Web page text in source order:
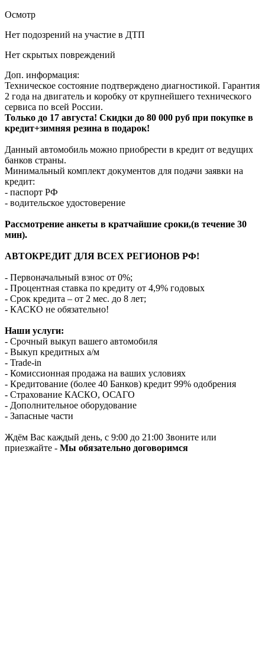
Осмотр
Нет подозрений на участие в ДТП
Нет скрытых повреждений
Доп. информация:
Техническое состояние подтверждено диагностикой. Гарантия
2 года на двигатель и коробку от крупнейшего технического
сервиса по всей России.
Только до 17 августа! Скидки до 80 000 руб при покупке в
кредит+зимняя резина в подарок!
Данный автомобиль можно приобрести в кредит от ведущих
банков страны.
Минимальный комплект документов для подачи заявки на
кредит:
- паспорт РФ
- водительское удостоверение
Рассмотрение анкеты в кратчайшие сроки,(в течение 30
мин).
АВТОКРЕДИТ ДЛЯ ВСЕХ РЕГИОНОВ РФ!
- Первоначальный взнос от 0%;
- Процентная ставка по кредиту от 4,9% годовых
- Срок кредита – от 2 мес. до 8 лет;
- КАСКО не обязательно!
Наши услуги:
- Срочный выкуп вашего автомобиля
- Выкуп кредитных а/м
- Trade-in
- Комиссионная продажа на ваших условиях
- Кредитование (более 40 Банков) кредит 99% одобрения
- Страхование КАСКО, ОСАГО
- Дополнительное оборудование
- Запасные части
Ждём Вас каждый день, с 9:00 до 21:00 Звоните или
приезжайте - Мы обязательно договоримся